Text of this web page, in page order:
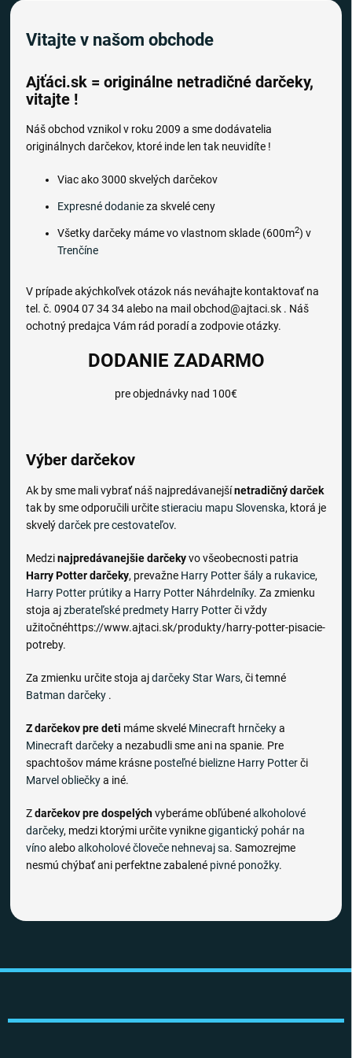
Vitajte v našom obchode
Ajťáci.sk = originálne netradičné darčeky,
vitajte !
Náš obchod vznikol v roku 2009 a sme dodávatelia
originálnych darčekov, ktoré inde len tak neuvidíte !
Viac ako 3000 skvelých darčekov
Expresné dodanieza skvelé ceny
Všetky darčeky máme vo vlastnom sklade (600m2) v
Trenčíne
V prípade akýchkoľvek otázok nás neváhajte kontaktovať na
tel. č. 0904 07 34 34 alebo na mail obchod@ajtaci.sk . Náš
ochotný predajca Vám rád poradí a zodpovie otázky.
DODANIE ZADARMO
pre objednávky nad 100€
Výber darčekov
Ak by sme mali vybrať náš najpredávanejšínetradičný darček
tak by sme odporučili určitestieraciu mapu Slovenska, ktorá je
skvelýdarček pre cestovateľov.
Medzinajpredávanejšie darčekyvo všeobecnosti patria
Harry Potter darčeky, prevažne Harry Potter šálya rukavice,
Harry Potter prútikya Harry Potter Náhrdelníky. Za zmienku
stoja ajzberateľské predmety Harry Potterči vždy
užitočnéhttps://www.ajtaci.sk/produkty/harry-potter-pisacie-
potreby.
Za zmienku určite stoja ajdarčeky Star Wars, či temné
Batman darčeky .
Z darčekov pre deti máme skvelé Minecraft hrnčekya
Minecraft darčekya nezabudli sme ani na spanie. Pre
spachtošov máme krásne posteľné bielizne Harry Potterči
Marvel obliečkya iné.
Zdarčekov pre dospelýchvyberáme obľúbenéalkoholové
darčeky, medzi ktorými určite vyniknegigantický pohár na
vínoaleboalkoholové človeče nehnevaj sa. Samozrejme
nesmú chýbať ani perfektne zabalené pivné ponožky.